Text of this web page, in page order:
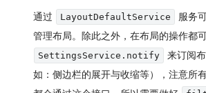
通过 LayoutDefaultService
服务
管理布局。除此之外，在布局的操作都
SettingsService.notify
来订阅
如：侧边栏的展开与收缩等），注意所